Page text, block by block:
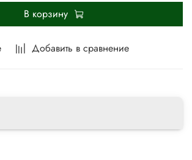
Добавить в сравнение
В корзину